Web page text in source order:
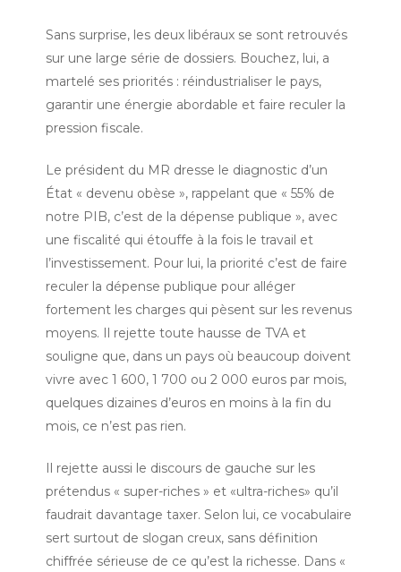
Sans surprise, les deux libéraux se sont retrouvés
sur une large série de dossiers. Bouchez, lui, a
martelé ses priorités : réindustrialiser le pays,
garantir une énergie abordable et faire reculer la
pression fiscale.
Le président du MR dresse le diagnostic d’un
État « devenu obèse », rappelant que « 55% de
notre PIB, c’est de la dépense publique », avec
une fiscalité qui étouffe à la fois le travail et
l’investissement. Pour lui, la priorité c’est de faire
reculer la dépense publique pour alléger
fortement les charges qui pèsent sur les revenus
moyens. Il rejette toute hausse de TVA et
souligne que, dans un pays où beaucoup doivent
vivre avec 1 600, 1 700 ou 2 000 euros par mois,
quelques dizaines d’euros en moins à la fin du
mois, ce n’est pas rien.
Il rejette aussi le discours de gauche sur les
prétendus « super-riches » et «ultra-riches» qu’il
faudrait davantage taxer. Selon lui, ce vocabulaire
sert surtout de slogan creux, sans définition
chiffrée sérieuse de ce qu’est la richesse. Dans «